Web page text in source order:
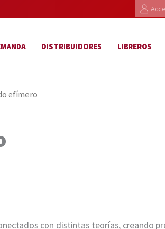
DISTRIBUIDORES LIBREROS
efímero
con distintas teorías, creando